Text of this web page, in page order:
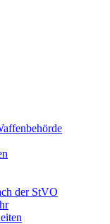
der StVO